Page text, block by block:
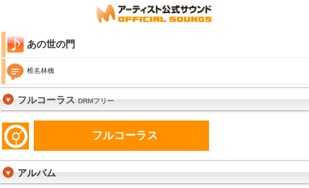
あの世の門
椎名林檎
フルコーラスDRMフリー
フルコーラス
アルバム